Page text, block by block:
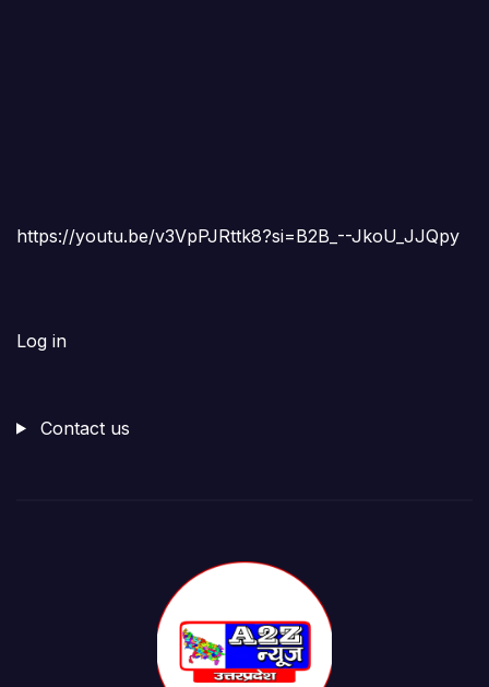
https://youtu.be/v3VpPJRttk8?si=B2B_--JkoU_JJQpy
Log in
Contact us